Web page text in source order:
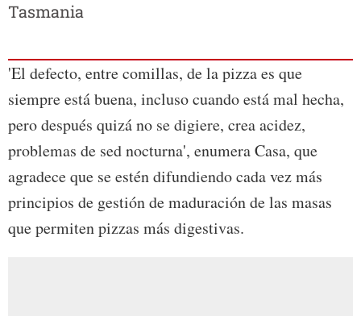
Tasmania
'El defecto, entre comillas, de la pizza es que
siempre está buena, incluso cuando está mal hecha,
pero después quizá no se digiere, crea acidez,
problemas de sed nocturna', enumera Casa, que
agradece que se estén difundiendo cada vez más
principios de gestión de maduración de las masas
que permiten pizzas más digestivas.